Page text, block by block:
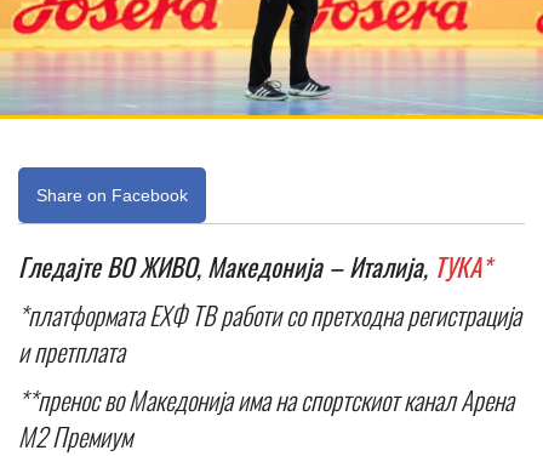
Share on Facebook
Гледајте ВО ЖИВО, Македонија – Италија, ТУКА*
*платформата ЕХФ ТВ работи со претходна регистрација
и претплата
**пренос во Македонија има на спортскиот канал Арена
М2 Премиум